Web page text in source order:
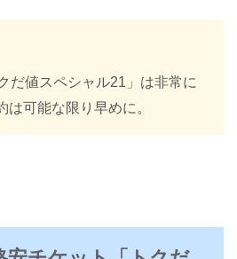
だ値スペシャル21」は非常に
可能な限り早めに。